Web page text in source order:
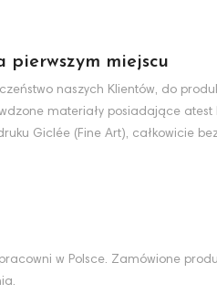
pierwszym miejscu
naszych Klientów, do
materiały posiadające atest
Giclée (Fine Art), całkowicie
w Polsce. Zamówione